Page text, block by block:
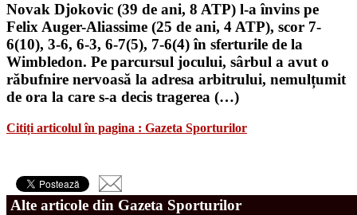
Novak Djokovic (39 de ani, 8 ATP) l-a învins pe
Felix Auger-Aliassime (25 de ani, 4 ATP), scor 7-
6(10), 3-6, 6-3, 6-7(5), 7-6(4) în sferturile de la
Wimbledon. Pe parcursul jocului, sârbul a avut o
răbufnire nervoasă la adresa arbitrului, nemulțumit
de ora la care s-a decis tragerea (…)
Citiți articolul în pagina : Gazeta Sporturilor
Alte articole din Gazeta Sporturilor